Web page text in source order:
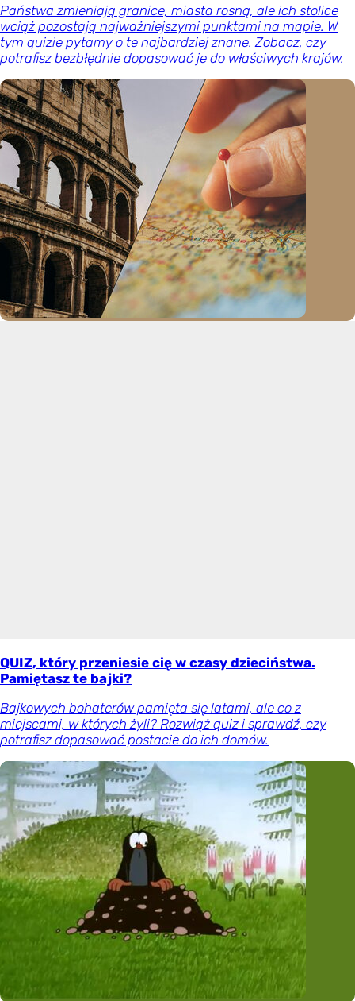
Państwa zmieniają granice, miasta rosną, ale ich stolice
wciąż pozostają najważniejszymi punktami na mapie. W
tym quizie pytamy o te najbardziej znane. Zobacz, czy
potrafisz bezbłędnie dopasować je do właściwych krajów.
QUIZ, który przeniesie cię w czasy dzieciństwa.
Pamiętasz te bajki?
Bajkowych bohaterów pamięta się latami, ale co z
miejscami, w których żyli? Rozwiąż quiz i sprawdź, czy
potrafisz dopasować postacie do ich domów.